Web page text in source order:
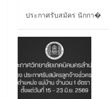
ประกาศรับสมัคร นักกา�